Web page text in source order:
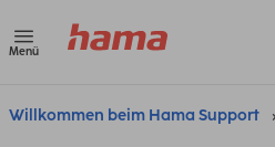
Menü
Willkommen beim Hama Support